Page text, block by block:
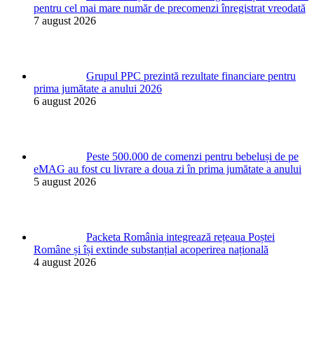
pentru cel mai mare număr de precomenzi înregistrat vreodată
7 august 2026
Grupul PPC prezintă rezultate financiare pentru
prima jumătate a anului 2026
6 august 2026
Peste 500.000 de comenzi pentru bebeluși de pe
eMAG au fost cu livrare a doua zi în prima jumătate a anului
5 august 2026
Packeta România integrează rețeaua Poștei
Române și își extinde substanțial acoperirea națională
4 august 2026